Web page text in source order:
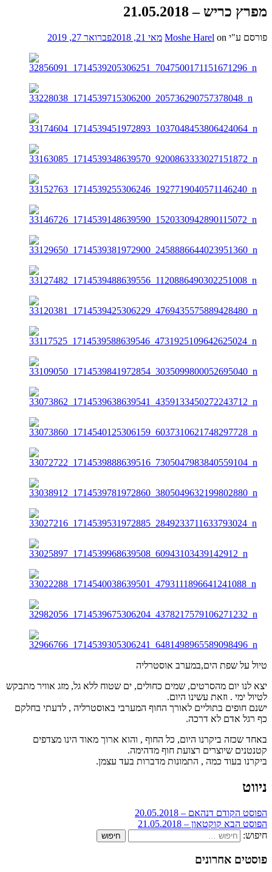
מפרץ כריש – 21.05.2018
פורסם ע"י Moshe Harel on מאי 21, 2018 פברואר 27, 2019
טיול על שפת הים,במערב אוסטרליה
יצא לנו יום מהסרטים, שמים כחולים, ים שטוח ללא גל, מזג אוויר מתבקש
לטיול ימי . וזאת עשינו היום.
ישנם חופים בתוליים לאורך החוף המערבי באוסטרליה , לדעתי בחלקם
כף רגל אדם לא דרכה.
באחד שכזה ביקרנו היום, כל החוף , והוא ארוך מאוד הינו מצדפים
קטנטנים שיוצרים רצועת חוף מדהימה.
ביקרנו בעוד כמה , התמונות מדברות בעד עצמן.
ניווט
הפוסט הקודם דנהאם – 20.05.2018
הפוסט הבא קוקטאון – 21.05.2018
חיפוש:
פוסטים אחרונים